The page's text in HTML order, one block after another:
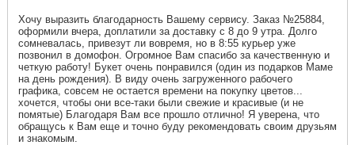
Хочу выразить благодарность Вашему сервису. Заказ №25884,
оформили вчера, доплатили за доставку с 8 до 9 утра. Долго
сомневалась, привезут ли вовремя, но в 8:55 курьер уже
позвонил в домофон. Огромное Вам спасибо за качественную и
четкую работу! Букет очень понравился (один из подарков Маме
на день рождения). В виду очень загруженного рабочего
графика, совсем не остается времени на покупку цветов...
хочется, чтобы они все-таки были свежие и красивые (и не
помятые) Благодаря Вам все прошло отлично! Я уверена, что
обращусь к Вам еще и точно буду рекомендовать своим друзьям
и знакомым.